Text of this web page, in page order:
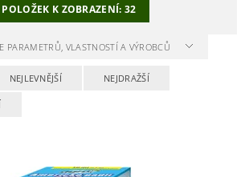
POLOŽEK K ZOBRAZENÍ:32
PARAMETRŮ, VLASTNOSTÍ A VÝROBCŮ
NEJLEVNĚJŠÍ NEJDRAŽŠÍ